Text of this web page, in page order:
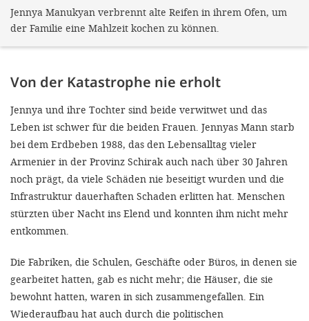
Jennya Manukyan verbrennt alte Reifen in ihrem Ofen, um
der Familie eine Mahlzeit kochen zu können.
Von der Katastrophe nie erholt
Jennya und ihre Tochter sind beide verwitwet und das
Leben ist schwer für die beiden Frauen. Jennyas Mann starb
bei dem Erdbeben 1988, das den Lebensalltag vieler
Armenier in der Provinz Schirak auch nach über 30 Jahren
noch prägt, da viele Schäden nie beseitigt wurden und die
Infrastruktur dauerhaften Schaden erlitten hat. Menschen
stürzten über Nacht ins Elend und konnten ihm nicht mehr
entkommen.
Die Fabriken, die Schulen, Geschäfte oder Büros, in denen sie
gearbeitet hatten, gab es nicht mehr; die Häuser, die sie
bewohnt hatten, waren in sich zusammengefallen. Ein
Wiederaufbau hat auch durch die politischen